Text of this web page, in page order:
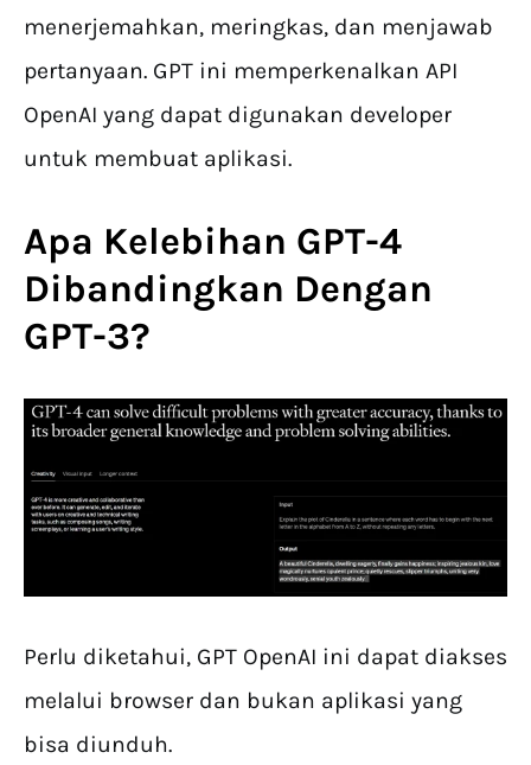
menerjemahkan, meringkas, dan menjawab
pertanyaan. GPT ini memperkenalkan API
OpenAI yang dapat digunakan developer
untuk membuat aplikasi.
Apa Kelebihan GPT-4
Dibandingkan Dengan
GPT-3?
Perlu diketahui, GPT OpenAI ini dapat diakses
melalui browser dan bukan aplikasi yang
bisa diunduh.